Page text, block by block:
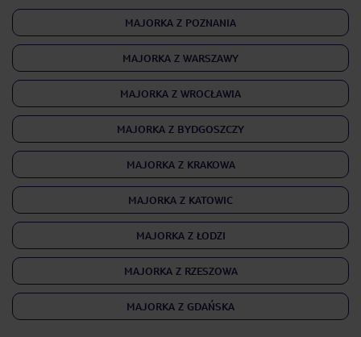
MAJORKA Z POZNANIA
MAJORKA Z WARSZAWY
MAJORKA Z WROCŁAWIA
MAJORKA Z BYDGOSZCZY
MAJORKA Z KRAKOWA
MAJORKA Z KATOWIC
MAJORKA Z ŁODZI
MAJORKA Z RZESZOWA
MAJORKA Z GDAŃSKA